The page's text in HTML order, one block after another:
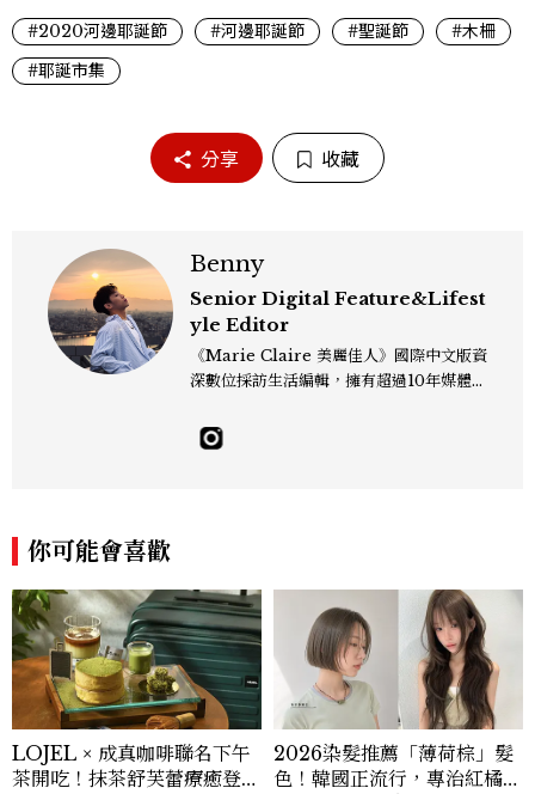
#2020河邊耶誕節 #河邊耶誕節 #聖誕節
#木柵
#耶誕市集
分享 收藏
Benny
Senior Digital Feature&Lifest
yle Editor
《Marie Claire 美麗佳人》國際中文版資
深數位採訪生活編輯，擁有超過10年媒體與
飯店、奢華旅宿、旅遊景點、航空等領域，
另涉獵3C家電、居家生活範疇，具備實測
pella、Mandarin Oriental、JOAL
I、Raffles、Banyan Tree、IHG、Ma
rriott等頂級飯店集團。 策劃並執行超過7
0篇深度專題「MC開房間」、260 篇以上
「玩咖懶人包」盤點類文章，致力用專業視
角提供讀者最新話題、兼具風格與實用的高
品質生活旅遊靈感內容。 Contact：ben
ny_yang@mctw.com.tw
你可能會喜歡
LOJEL × 成真咖啡聯名下午
茶開吃！抹茶舒芙蕾療癒登
2026染髮推薦「薄荷棕」髮
色！韓國正流行，專治紅橘